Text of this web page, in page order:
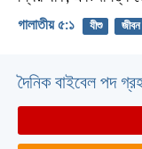
গালাতীয় ৫:১ যীশু জীবন
দৈনিক বাইবেল পদ